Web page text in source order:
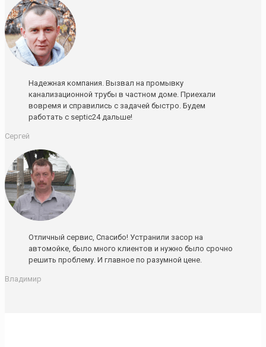
Надежная компания. Вызвал на промывку
канализационной трубы в частном доме. Приехали
вовремя и справились с задачей быстро. Будем
работать с septic24 дальше!
Сергей
Отличный сервис, Спасибо! Устранили засор на
автомойке, было много клиентов и нужно было срочно
решить проблему. И главное по разумной цене.
Владимир